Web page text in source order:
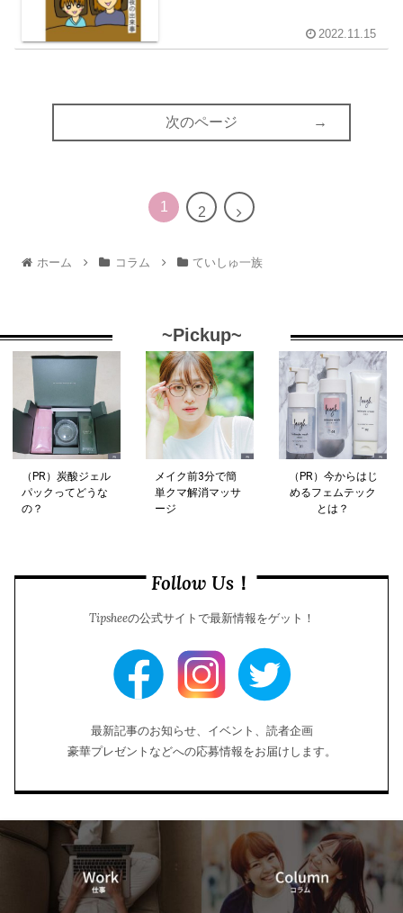
2022.11.15
次のページ
1 2
ホーム コラム ていしゅ一族
~Pickup~
（PR）炭酸ジェル
パックってどうな
の？
メイク前3分で簡
単クマ解消マッサ
ージ
（PR）今からはじ
めるフェムテック
とは？
Follow Us！
Tipsheeの公式サイトで最新情報をゲット！
最新記事のお知らせ、イベント、読者企画
豪華プレゼントなどへの応募情報をお届けします。